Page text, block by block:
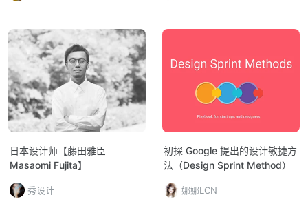
日本设计师【藤田雅臣
Masaomi Fujita】
秀设计
初探 Google 提出的设计敏捷方
法（Design Sprint Method）
娜娜LCN